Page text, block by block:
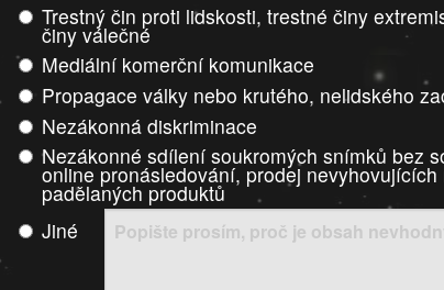
Trestný čin proti lidskosti, trestné činy
činy válečné
Mediální komerční komunikace
Propagace války nebo krutého, nelidského
Nezákonná diskriminace
Nezákonné sdílení soukromých snímků bez
online pronásledování, prodej nevyhovujících
padělaných produktů
Jiné